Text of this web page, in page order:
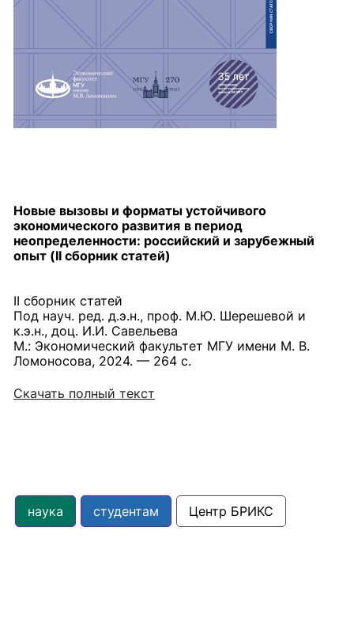
Новые вызовы и форматы устойчивого
экономического развития в период
неопределенности: российский и зарубежный
опыт (II сборник статей)
II сборник статей
Под науч. ред. д.э.н., проф. М.Ю. Шерешевой и
к.э.н., доц. И.И. Савельева
М.: Экономический факультет МГУ имени М. В.
Ломоносова, 2024. — 264 с.
Скачать полный текст
наука студентам Центр БРИКС